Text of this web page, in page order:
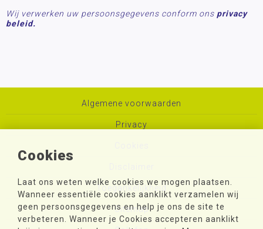
Cookies
Laat ons weten welke cookies we mogen plaatsen.
Wanneer essentiële cookies aanklikt verzamelen wij
geen persoonsgegevens en help je ons de site te
verbeteren. Wanneer je Cookies accepteren aanklikt
Wij verwerken uw persoonsgegevens conform ons privacy
beleid.
Algemene voorwaarden
Privacy
Toegankelijkheid
Sitemap